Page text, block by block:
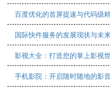
百度优化的首屏提速与代码级
国际快件服务的发展现状与未
影视大全：打造您的掌上影视
手机影院：开启随时随地的影